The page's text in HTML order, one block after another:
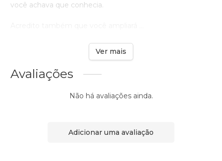
você achava que conhecia.
Ver mais
Avaliações
Não há avaliações ainda.
Adicionar uma avaliação